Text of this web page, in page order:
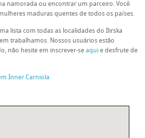
namorada ou encontrar um parceiro. Você
maduras quentes de todos os países.
lista com todas as localidades do Ilirska
trabalhamos. Nossos usuários estão
não hesite em inscrever-se aqui e desfrute de
Inner Carniola